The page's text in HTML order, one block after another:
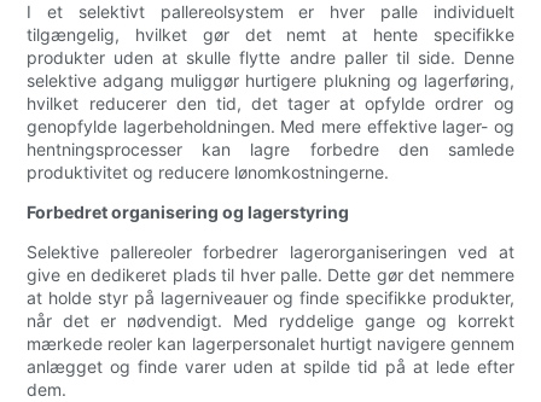
I et selektivt pallereolsystem er hver palle individuelt
tilgængelig, hvilket gør det nemt at hente specifikke
produkter uden at skulle flytte andre paller til side. Denne
selektive adgang muliggør hurtigere plukning og lagerføring,
hvilket reducerer den tid, det tager at opfylde ordrer og
genopfylde lagerbeholdningen. Med mere effektive lager- og
hentningsprocesser kan lagre forbedre den samlede
produktivitet og reducere lønomkostningerne.
Forbedret organisering og lagerstyring
Selektive pallereoler forbedrer lagerorganiseringen ved at
give en dedikeret plads til hver palle. Dette gør det nemmere
at holde styr på lagerniveauer og finde specifikke produkter,
når det er nødvendigt. Med ryddelige gange og korrekt
mærkede reoler kan lagerpersonalet hurtigt navigere gennem
anlægget og finde varer uden at spilde tid på at lede efter
dem.